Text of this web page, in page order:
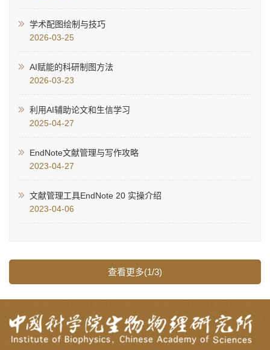
学术配图绘制与技巧
2026-03-25
AI赋能的科研制图方法
2026-03-23
利用AI辅助论文和生信学习
2025-04-27
EndNote文献管理与写作攻略
2023-04-27
文献管理工具EndNote 20 实操介绍
2023-04-06
查看更多(1/3)